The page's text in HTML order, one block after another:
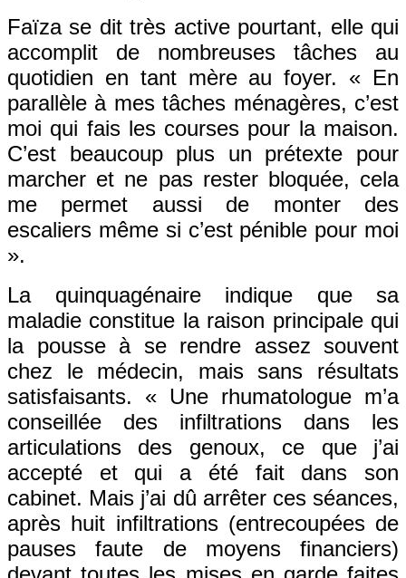
Faïza se dit très active pourtant, elle qui
accomplit de nombreuses tâches au
quotidien en tant mère au foyer. « En
parallèle à mes tâches ménagères, c’est
moi qui fais les courses pour la maison.
C’est beaucoup plus un prétexte pour
marcher et ne pas rester bloquée, cela
me permet aussi de monter des
escaliers même si c’est pénible pour moi
».
La quinquagénaire indique que sa
maladie constitue la raison principale qui
la pousse à se rendre assez souvent
chez le médecin, mais sans résultats
satisfaisants. « Une rhumatologue m’a
conseillée des infiltrations dans les
articulations des genoux, ce que j’ai
accepté et qui a été fait dans son
cabinet. Mais j’ai dû arrêter ces séances,
après huit infiltrations (entrecoupées de
pauses faute de moyens financiers)